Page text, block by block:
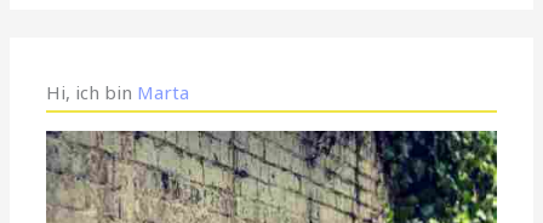
Hi, ich bin Marta